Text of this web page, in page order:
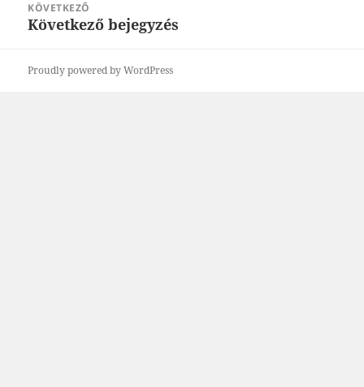
KÖVETKEZŐ
Következő
Következő bejegyzés
Proudly powered by WordPress